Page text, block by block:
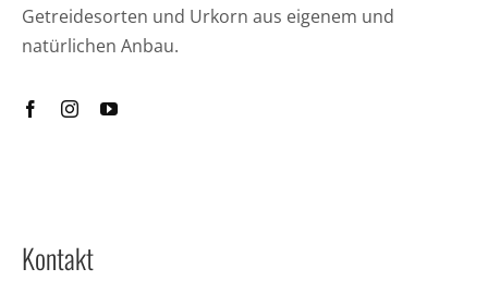
Getreidesorten und Urkorn aus eigenem und
natürlichen Anbau.
Kontakt